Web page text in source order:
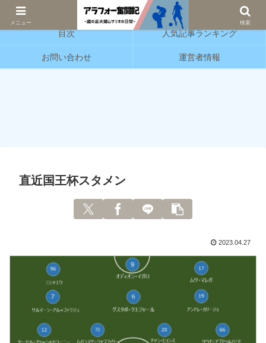
サッカーと育児の情報発信をしています。
目次 人気記事ランキング
お問い合わせ 運営者情報
直近国王杯スタメン
2023.04.27
メニュー 検索